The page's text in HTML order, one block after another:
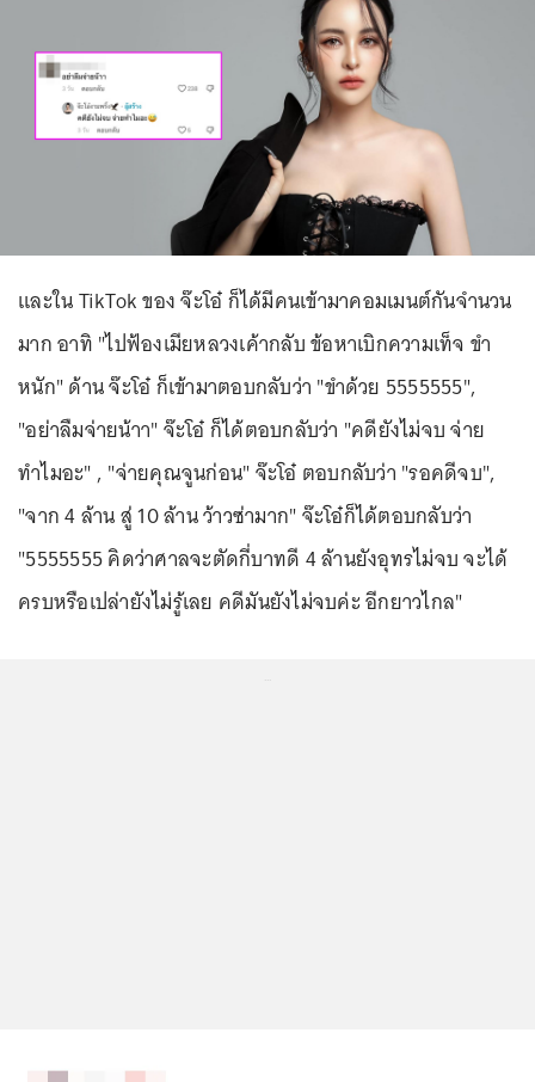
และใน TikTok ของ จ๊ะโอ๋ ก็ได้มีคนเข้ามาคอมเมนต์กันจำนวน
มาก อาทิ "ไปฟ้องเมียหลวงเค้ากลับ ข้อหาเบิกความเท็จ ขำ
หนัก" ด้าน จ๊ะโอ๋ ก็เข้ามาตอบกลับว่า "ขำด้วย 5555555",
"อย่าลืมจ่ายน้าา" จ๊ะโอ๋ ก็ได้ตอบกลับว่า "คดียังไม่จบ จ่าย
ทำไมอะ" , "จ่ายคุณจูนก่อน" จ๊ะโอ๋ ตอบกลับว่า "รอคดีจบ",
"จาก 4 ล้าน สู่ 10 ล้าน ว้าวซ่ามาก" จ๊ะโอ๋ก็ได้ตอบกลับว่า
"5555555 คิดว่าศาลจะตัดกี่บาทดี 4 ล้านยังอุทรไม่จบ จะได้
ครบหรือเปล่ายังไม่รู้เลย คดีมันยังไม่จบค่ะ อีกยาวไกล"